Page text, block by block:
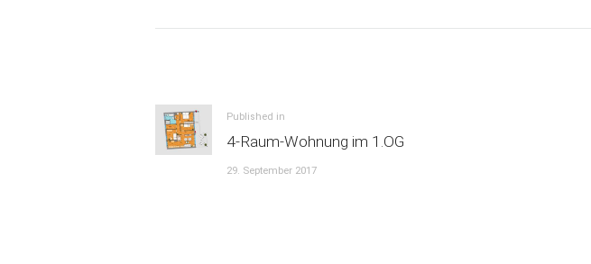
Published in
post:
4-Raum-Wohnung im 1.OG
29. September 2017